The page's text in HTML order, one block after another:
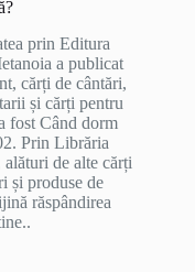
prin Editura
a publicat
cărți de cântări,
și cărți pentru
fost Când dorm
Prin Librăria
de alte cărți
și produse de
răspândirea